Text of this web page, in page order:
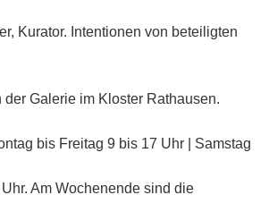
Kurator. Intentionen von beteiligten
der Galerie im Kloster Rathausen.
bis Freitag 9 bis 17 Uhr | Samstag
Am Wochenende sind die